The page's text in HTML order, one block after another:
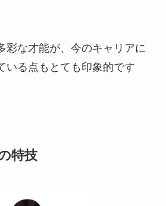
彩な才能が、今のキャリアに
いる点もとても印象的です
特技